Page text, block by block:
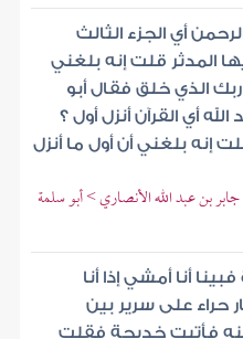
أي الجزء الثالث
المدثر قلت إنه بلغني
ربك الذي خلق فقال أبو
أي القرآن أنزل أول ؟
إنه بلغني أن أول ما أنزل
بن عبد الله الأنصاري > أبو سلمة
أنا أمشي إذا أنا
حراء على سرير بين
فأتيت خديجة فقلت